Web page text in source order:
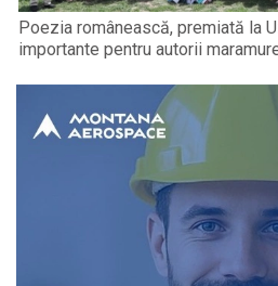
Poezia românească, premiată la
importante pentru autorii